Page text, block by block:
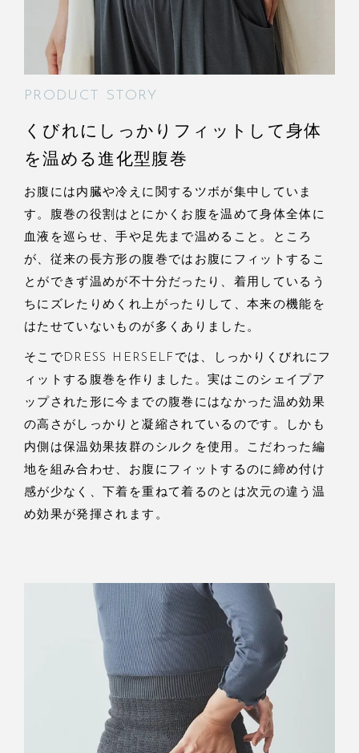
PRODUCT STORY
くびれにしっかりフィットして身体
を温める進化型腹巻
お腹には内臓や冷えに関するツボが集中していま
す。腹巻の役割はとにかくお腹を温めて身体全体に
血液を巡らせ、手や足先まで温めること。ところ
が、従来の長方形の腹巻ではお腹にフィットするこ
とができず温めが不十分だったり、着用しているう
ちにズレたりめくれ上がったりして、本来の機能を
はたせていないものが多くありました。
そこでDRESS HERSELFでは、しっかりくびれにフ
ィットする腹巻を作りました。実はこのシェイプア
ップされた形に今までの腹巻にはなかった温め効果
の高さがしっかりと凝縮されているのです。しかも
内側は保温効果抜群のシルクを使用。こだわった編
地を組み合わせ、お腹にフィットするのに締め付け
感が少なく、下着を重ねて着るのとは次元の違う温
め効果が発揮されます。